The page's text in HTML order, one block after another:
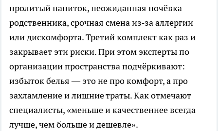
пролитый напиток, неожиданная ночёвка
родственника, срочная смена из‑за аллергии
или дискомфорта. Третий комплект как раз и
закрывает эти риски. При этом эксперты по
организации пространства подчёркивают:
избыток белья — это не про комфорт, а про
захламление и лишние траты. Как отмечают
специалисты, «меньше и качественнее всегда
лучше, чем больше и дешевле».